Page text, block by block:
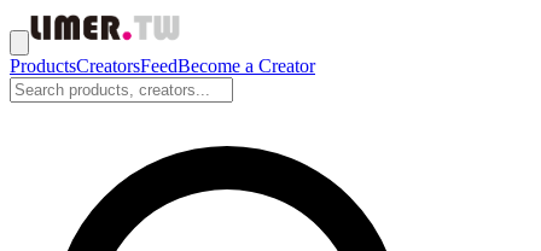
ProductsCreatorsFeedBecome a Creator